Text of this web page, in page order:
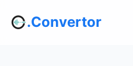
.Convertor